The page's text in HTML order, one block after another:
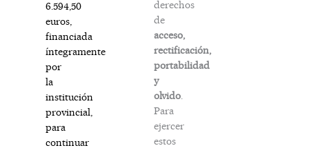
6.594,50
euros,
financiada
íntegramente
por
la
institución
provincial,
para
continuar
derechos
de
acceso,
rectificación,
portabilidad
y
olvido
Para
ejercer
estos